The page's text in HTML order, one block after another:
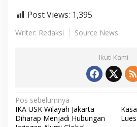
Post Views: 1,395
Writer: Redaksi Source News
Ikuti Kami
N
a
Pos sebelumnya
IKA USK Wilayah Jakarta
Diharap Menjadi Hubungan